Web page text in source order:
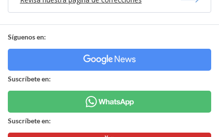
Síguenos en:
Suscríbete en:
Suscríbete en: